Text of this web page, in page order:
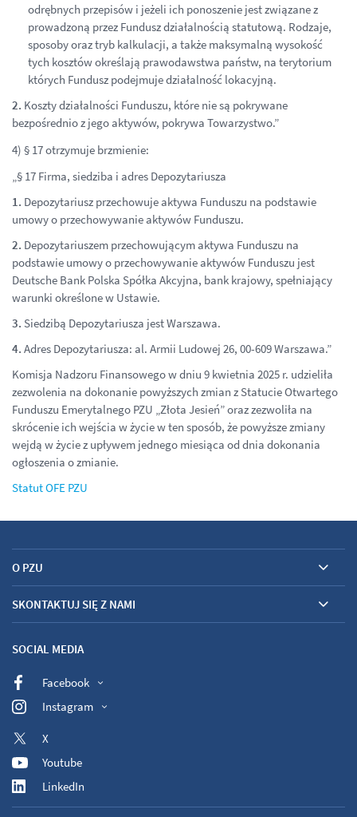
odrębnych przepisów i jeżeli ich ponoszenie jest związane z
prowadzoną przez Fundusz działalnością statutową. Rodzaje,
sposoby oraz tryb kalkulacji, a także maksymalną wysokość
tych kosztów określają prawodawstwa państw, na terytorium
których Fundusz podejmuje działalność lokacyjną.
2. Koszty działalności Funduszu, które nie są pokrywane
bezpośrednio z jego aktywów, pokrywa Towarzystwo.”
4) § 17 otrzymuje brzmienie:
„§ 17 Firma, siedziba i adres Depozytariusza
1. Depozytariusz przechowuje aktywa Funduszu na podstawie
umowy o przechowywanie aktywów Funduszu.
2. Depozytariuszem przechowującym aktywa Funduszu na
podstawie umowy o przechowywanie aktywów Funduszu jest
Deutsche Bank Polska Spółka Akcyjna, bank krajowy, spełniający
warunki określone w Ustawie.
3. Siedzibą Depozytariusza jest Warszawa.
4. Adres Depozytariusza: al. Armii Ludowej 26, 00-609 Warszawa.”
Komisja Nadzoru Finansowego w dniu 9 kwietnia 2025 r. udzieliła
zezwolenia na dokonanie powyższych zmian z Statucie Otwartego
Funduszu Emerytalnego PZU „Złota Jesień” oraz zezwoliła na
skrócenie ich wejścia w życie w ten sposób, że powyższe zmiany
wejdą w życie z upływem jednego miesiąca od dnia dokonania
ogłoszenia o zmianie.
Statut OFE PZU
O PZU
SKONTAKTUJ SIĘ Z NAMI
SOCIAL MEDIA
Facebook
Instagram
X
Youtube
LinkedIn